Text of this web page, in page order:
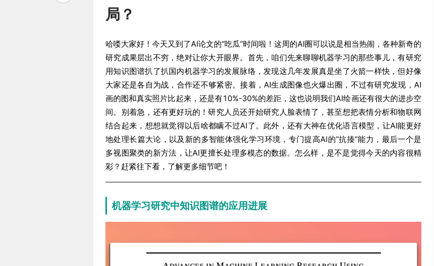
局？
哈喽大家好！今天又到了AI论文的“吃瓜”时间啦！这周的AI圈可以说是相当热闹，各种新奇的
研究成果层出不穷，绝对让你大开眼界。首先，咱们先来聊聊机器学习的那些事儿，有研究
用知识图谱扒了扒国内机器学习的发展脉络，发现这几年发展真是坐了火箭一样快，但好像
大家还是各自为战，合作还不够紧密。接着，AI生成图像也火爆出圈，不过有研究发现，AI
画的图和真实照片比起来，还是有10%-30%的差距，这也说明我们AI绘画还有很大的进步空
间。别着急，还有更好玩的！研究人员还开始研究人脸表情了，甚至想把表情分析和物联网
结合起来，想想就觉得以后啥都瞒不过AI了。此外，还有大神在优化语言模型，让AI能更好
地处理长篇大论，以及新的多智能体强化学习环境，专门提高AI的“抗揍”能力，最后一个是
多视图聚类的新方法，让AI更擅长处理多模态的数据。怎么样，是不是觉得今天的内容很精
彩？赶紧往下看，了解更多细节吧！
机器学习研究中知识图谱的应用进展